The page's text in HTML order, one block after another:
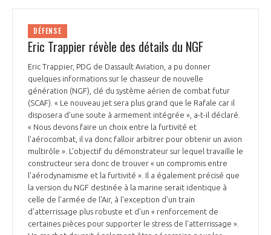
DÉFENSE
Eric Trappier révèle des détails du NGF
Eric Trappier, PDG de Dassault Aviation, a pu donner
quelques informations sur le chasseur de nouvelle
génération (NGF), clé du système aérien de combat futur
(SCAF). « Le nouveau jet sera plus grand que le Rafale car il
disposera d'une soute à armement intégrée », a-t-il déclaré.
« Nous devons faire un choix entre la furtivité et
l'aérocombat, il va donc falloir arbitrer pour obtenir un avion
multirôle ». L'objectif du démonstrateur sur lequel travaille le
constructeur sera donc de trouver « un compromis entre
l'aérodynamisme et la furtivité ». Il a également précisé que
la version du NGF destinée à la marine serait identique à
celle de l'armée de l'Air, à l'exception d'un train
d'atterrissage plus robuste et d'un « renforcement de
certaines pièces pour supporter le stress de l'atterrissage ».